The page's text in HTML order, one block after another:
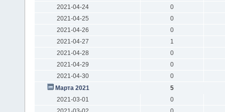
2021-04-24
0
2021-04-25
0
2021-04-26
0
2021-04-27
1
2021-04-28
0
2021-04-29
0
2021-04-30
0
Марта 2021
5
2021-03-01
0